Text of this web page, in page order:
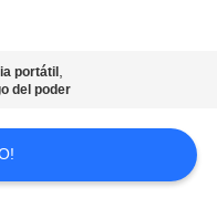
portátil ,
del poder